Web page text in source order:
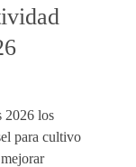
2026 los
para cultivo